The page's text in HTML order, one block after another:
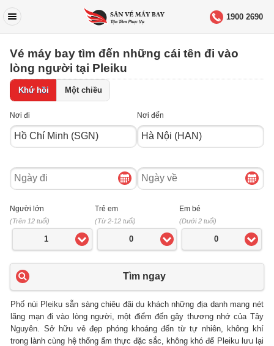
1900 2690
Vé máy bay tìm đến những cái tên đi vào
lòng người tại Pleiku
Khứ hồi Một chiều
Nơi đi Nơi đến
Ngày
đi
Ngày
về
Người lớn
(Trên 12 tuổi)
1
Trẻ em
(Từ 2-12 tuổi)
0
Em bé
(Dưới 2 tuổi)
0
Tìm ngay
Phố núi Pleiku sẵn sàng chiêu đãi du khách những địa danh mang nét
lãng mạn đi vào lòng người, một điểm đến gây thương nhớ của Tây
Nguyên. Sở hữu vẻ đẹp phóng khoáng đến từ tự nhiên, không khí
trong lành cùng hệ thống ẩm thực đặc sắc, không khó để Pleiku lưu lại